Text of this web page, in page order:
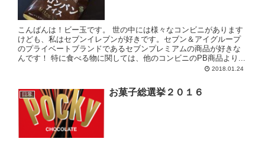
こんばんは！ビー玉です。 世の中には様々なコンビニがあります
けども、私はセブンイレブンが好きです。セブン＆アイグループ
のプライベートブランドであるセブンプレミアムの商品が好きな
んです！ 特に食べる物に関しては、他のコンビニのPB商品より...
2018.01.24
日常 お菓子総選挙２０１６